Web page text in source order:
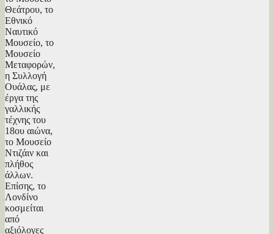
Θεάτρου, το
Εθνικό
Ναυτικό
Μουσείο, το
Μουσείο
Μεταφορών,
η Συλλογή
Ουάλας, με
έργα της
γαλλικής
τέχνης του
18ου αιώνα,
το Μουσείο
Ντιζάιν και
πλήθος
άλλων.
Επίσης, το
Λονδίνο
κοσμείται
από
αξιόλογες